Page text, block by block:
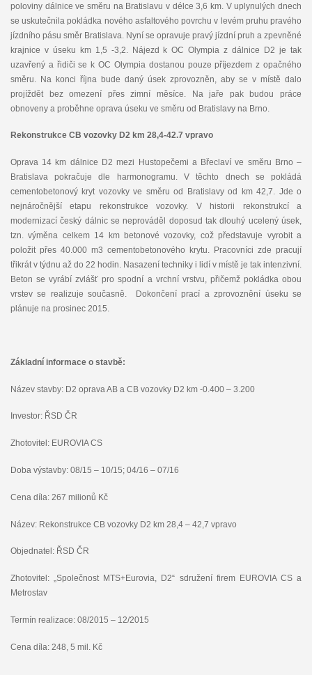
poloviny dálnice ve směru na Bratislavu v délce 3,6 km. V uplynulých dnech
se uskutečnila pokládka nového asfaltového povrchu v levém pruhu pravého
jízdního pásu směr Bratislava. Nyní se opravuje pravý jízdní pruh a zpevněné
krajnice v úseku km 1,5 -3,2. Nájezd k OC Olympia z dálnice D2 je tak
uzavřený a řidiči se k OC Olympia dostanou pouze příjezdem z opačného
směru. Na konci října bude daný úsek zprovozněn, aby se v místě dalo
projíždět bez omezení přes zimní měsíce. Na jaře pak budou práce
obnoveny a proběhne oprava úseku ve směru od Bratislavy na Brno.
Rekonstrukce CB vozovky D2 km 28,4-42.7 vpravo
Oprava 14 km dálnice D2 mezi Hustopečemi a Břeclaví ve směru Brno –
Bratislava pokračuje dle harmonogramu. V těchto dnech se pokládá
cementobetonový kryt vozovky ve směru od Bratislavy od km 42,7. Jde o
nejnáročnější etapu rekonstrukce vozovky. V historii rekonstrukcí a
modernizací český dálnic se neprováděl doposud tak dlouhý ucelený úsek,
tzn. výměna celkem 14 km betonové vozovky, což představuje vyrobit a
položit přes 40.000 m3 cementobetonového krytu. Pracovníci zde pracují
třikrát v týdnu až do 22 hodin. Nasazení techniky i lidí v místě je tak intenzivní.
Beton se vyrábí zvlášť pro spodní a vrchní vrstvu, přičemž pokládka obou
vrstev se realizuje současně. Dokončení prací a zprovoznění úseku se
plánuje na prosinec 2015.
Základní informace o stavbě:
Název stavby: D2 oprava AB a CB vozovky D2 km -0.400 – 3.200
Investor: ŘSD ČR
Zhotovitel: EUROVIA CS
Doba výstavby: 08/15 – 10/15; 04/16 – 07/16
Cena díla: 267 milionů Kč
Název: Rekonstrukce CB vozovky D2 km 28,4 – 42,7 vpravo
Objednatel: ŘSD ČR
Zhotovitel: „Společnost MTS+Eurovia, D2“ sdružení firem EUROVIA CS a
Metrostav
Termín realizace: 08/2015 – 12/2015
Cena díla: 248, 5 mil. Kč